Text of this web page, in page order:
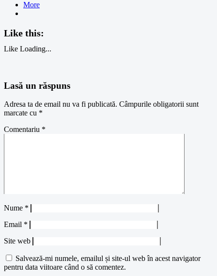
More
Like this:
Like Loading...
Lasă un răspuns
Adresa ta de email nu va fi publicată. Câmpurile obligatorii sunt
marcate cu *
Comentariu *
Nume *
Email *
Site web
Salvează-mi numele, emailul și site-ul web în acest navigator
pentru data viitoare când o să comentez.